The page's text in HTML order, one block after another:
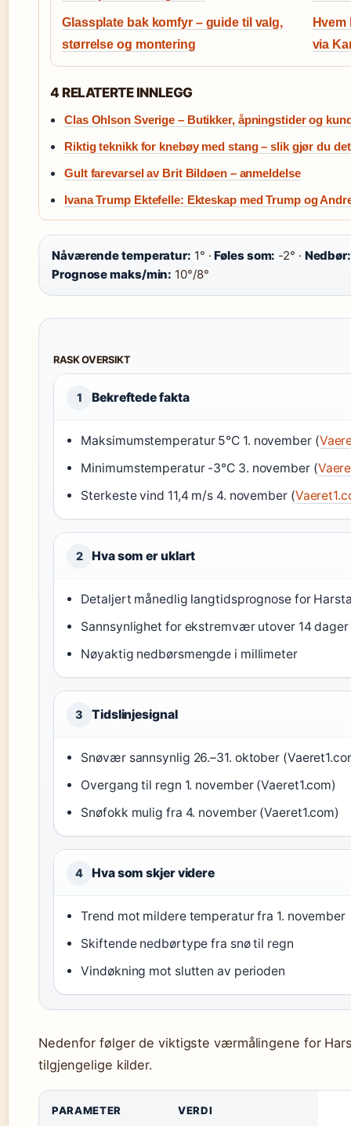
Glassplate bak komfyr – guide til valg,
størrelse og montering
via
4 RELATERTE INNLEGG
Clas Ohlson Sverige – Butikker, åpningstider og
Riktig teknikk for knebøy med stang – slik gjør du det
Gult farevarsel av Brit Bildøen – anmeldelse
Ivana Trump Ektefelle: Ekteskap med Trump og
Nåværende temperatur: 1° ·Føles som: -2° · Nedbør:
Prognose maks/min: 10°/8°
RASK OVERSIKT
1 Bekreftede fakta
Maksimumstemperatur 5°C 1. november (
Minimumstemperatur -3°C 3. november (
Sterkeste vind 11,4 m/s 4. november (
2 Hva som er uklart
Detaljert månedlig langtidsprognose for
Sannsynlighet for ekstremvær utover 14 dager
Nøyaktig nedbørsmengde i millimeter
3 Tidslinjesignal
Snøvær sannsynlig 26.–31. oktober
Overgang til regn 1. november (Vaeret1.com)
Snøfokk mulig fra 4. november (Vaeret1.com)
4 Hva som skjer videre
Trend mot mildere temperatur fra 1. november
Skiftende nedbørtype fra snø til regn
Vindøkning mot slutten av perioden
Nedenfor følger de viktigste værmålingene for
tilgjengelige kilder.
PARAMETER VERDI